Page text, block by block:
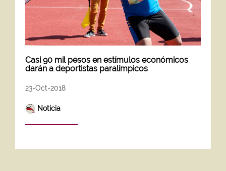
Casi 90 mil pesos en estímulos económicos
darán a deportistas paralímpicos
23-Oct-2018
Noticia